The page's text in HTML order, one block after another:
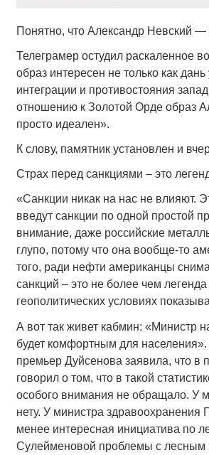
Понятно, что Александр Невский
Телеграмер остудил раскаленное
образ интересен не только как
интеграции и противостояния
отношению к Золотой Орде образ
просто идеален».
К слову, памятник установлен и
Страх перед санкциями – это
«Санкции никак на нас не влияют.
введут санкции по одной простой
внимание, даже российские
глупо, потому что она вообще-то
того, ради нефти американцы
санкций – это не более чем
геополитических условиях
А вот так живет кабмин: «Министр
будет комфортным для
премьер Дуйсенова заявила, что в
говорил о том, что в такой
особого внимания не обращало. У
нету. У министра здравоохранения
менее интересная инициатива по
Сулейменовой проблемы с лесным